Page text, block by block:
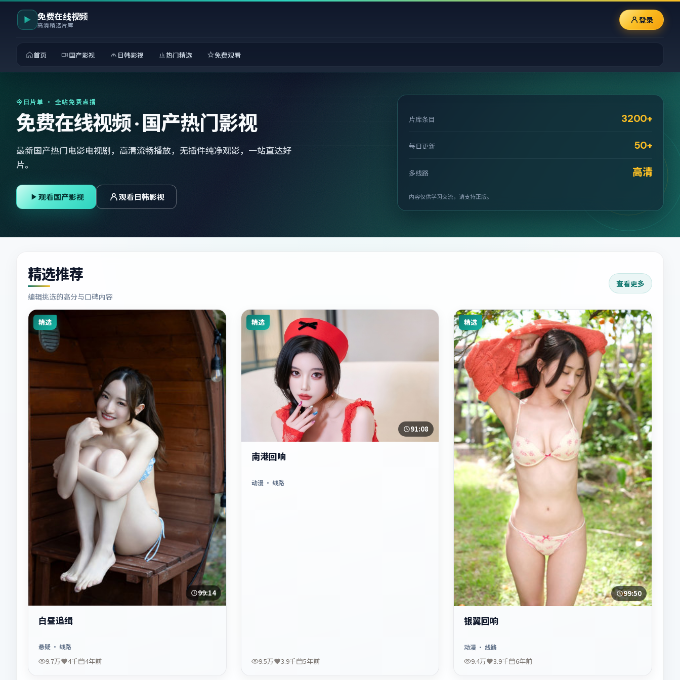
免费在线视频
高清精选片库 登录
首页 国产影视 日韩影视 热门精选 免费观看
今日片单 · 全站免费点播
免费在线视频 · 国产热门影视
最新国产热门电影电视剧，高清流畅播放，无插件纯净观影，一站直达好
片。
观看国产影视 观看日韩影视
片库条目 3200+
每日更新 50+
多线路 高清
内容仅供学习交流，请支持正版。
精选推荐
编辑挑选的高分与口碑内容
查看更多
精选
99:14
白昼追缉
悬疑· 线路
9.7万 4千 4年前
精选
91:08
南港回响
动漫 · 线路
9.5万 3.9千 5年前
精选
99:50
银翼回响
动漫 · 线路
9.4万 3.9千 6年前